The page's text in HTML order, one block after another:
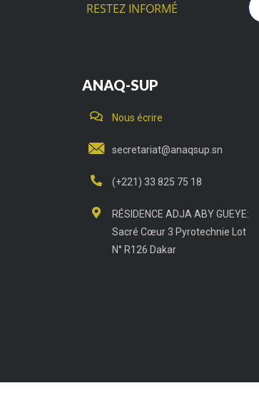
RESTEZ INFORMÉ
ANAQ-SUP
Nous écrire
secretariat@anaqsup.sn
(+221) 33 825 75 18
RÉSIDENCE ADJA ABY GUEYE:
Sacré Cœur 3 Pyrotechnie Lot
N° R126 Dakar